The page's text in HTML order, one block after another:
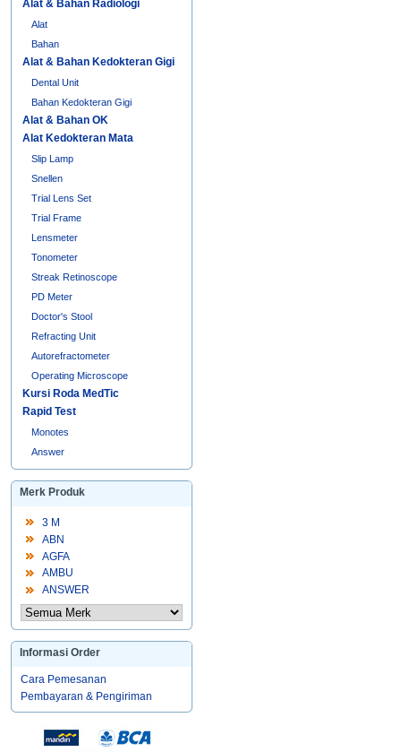
Alat & Bahan Radiologi
Alat
Bahan
Alat & Bahan Kedokteran Gigi
Dental Unit
Bahan Kedokteran Gigi
Alat & Bahan OK
Alat Kedokteran Mata
Slip Lamp
Snellen
Trial Lens Set
Trial Frame
Lensmeter
Tonometer
Streak Retinoscope
PD Meter
Doctor's Stool
Refracting Unit
Autorefractometer
Operating Microscope
Kursi Roda MedTic
Rapid Test
Monotes
Answer
Merk Produk
3 M
ABN
AGFA
AMBU
ANSWER
Informasi Order
Cara Pemesanan
Pembayaran & Pengiriman